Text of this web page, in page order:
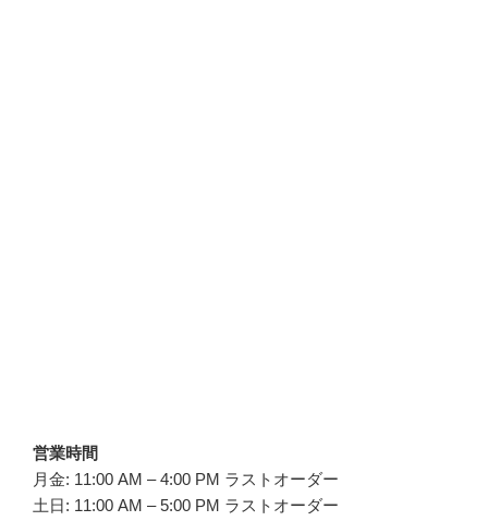
営業時間
月金: 11:00 AM – 4:00 PM ラストオーダー
土日: 11:00 AM – 5:00 PM ラストオーダー